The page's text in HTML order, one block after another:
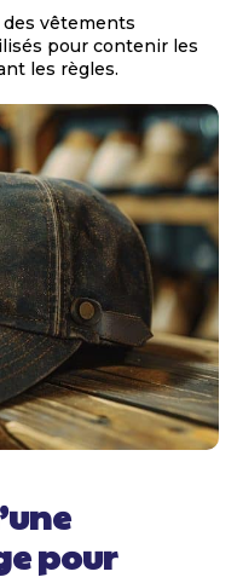
vêtements
pour contenir les
les règles.
pour